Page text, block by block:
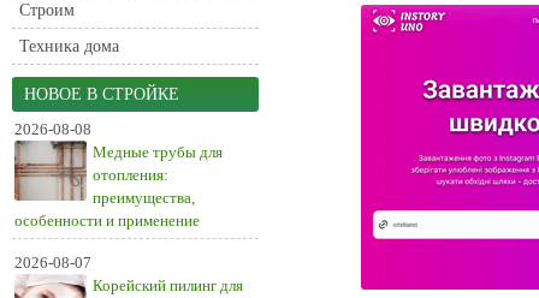
Строим
Техника дома
НОВОЕ В СТРОЙКЕ
2026-08-08
Медные трубы для
отопления:
преимущества,
особенности и применение
2026-08-07
Корейский пилинг для